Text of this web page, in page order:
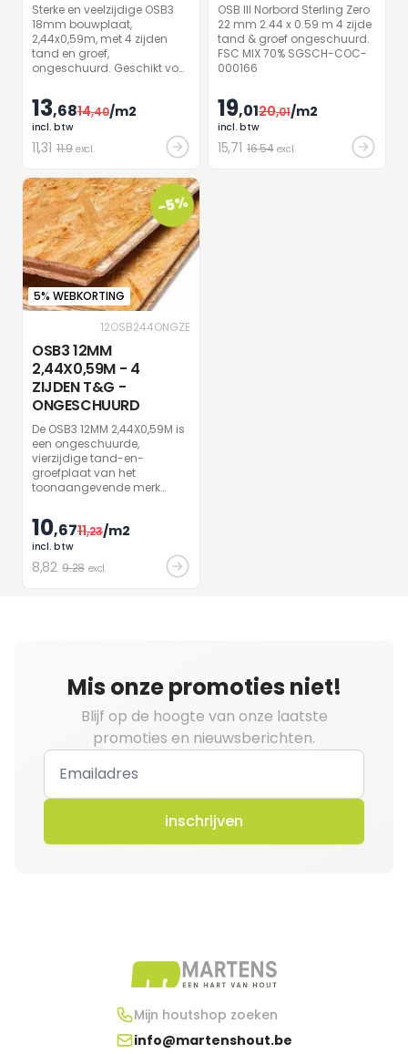
Sterke en veelzijdige OSB3
18mm bouwplaat,
2,44x0,59m, met 4 zijden
tand en groef,
ongeschuurd. Geschikt voor
omstandigheden.
Afkomstig van duurzaam
beheerde bossen met FSC
MIX 70% label.
13,6814,40/m2
incl. btw
11,31 11.9 excl.
OSB III Norbord Sterling Zero
22 mm 2.44 x 0.59 m 4 zijde
tand & groef ongeschuurd.
FSC MIX 70% SGSCH-COC-
000166
19,0120,01/m2
incl. btw
15,71 16.54 excl.
-5%
5% WEBKORTING
12OSB244ONGZE
OSB3 12MM
2,44X0,59M - 4
ZIJDEN T&G -
ONGESCHUURD
De OSB3 12MM 2,44X0,59M is
een ongeschuurde,
vierzijdige tand-en-
groefplaat van het
toonaangevende merk
duurzame, veelzijdige plaat
gemaakt van FSC-
gecertificeerd hout, ideaal
voor tal van bouwprojecten.
10,6711,23/m2
incl. btw
8,82 9.28 excl.
Mis onze promoties niet!
Blijf op de hoogte van onze laatste
promoties en nieuwsberichten.
inschrijven
Mijn houtshop zoeken
info@martenshout.be